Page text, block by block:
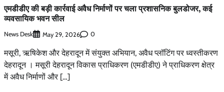
एमडीडीए की बड़ी कार्रवाई अवैध निर्माणों पर चला प्रशासनिक बुलडोजर, कई
व्यवसायिक भवन सील
News Desk May 29, 2026 0
मसूरी, ऋषिकेश और देहरादून में संयुक्त अभियान, अवैध प्लॉटिंग पर ध्वस्तीकरण
देहरादून । मसूरी देहरादून विकास प्राधिकरण (एमडीडीए) ने प्राधिकरण क्षेत्र
में अवैध निर्माणों और […]